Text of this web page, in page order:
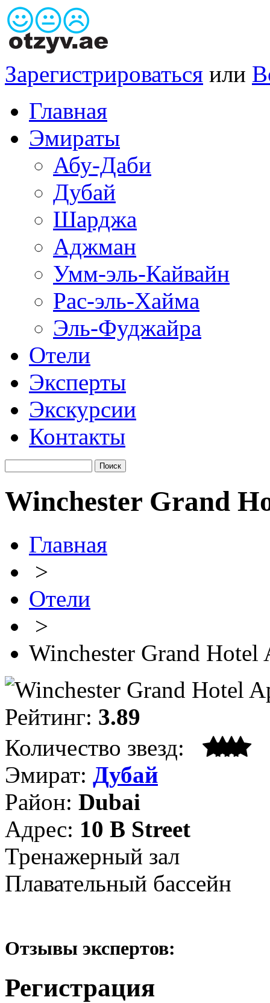
Зарегистрироваться или
Главная
Эмираты
Абу-Даби
Дубай
Шарджа
Аджман
Умм-эль-Кайвайн
Рас-эль-Хайма
Эль-Фуджайра
Отели
Эксперты
Экскурсии
Контакты
Winchester Grand
Главная
>
Отели
>
Winchester Grand Hotel
Рейтинг: 3.89
Количество звезд:
Эмират: Дубай
Район: Dubai
Адрес: 10 B Street
Тренажерный зал
Плавательный бассейн
Отзывы экспертов:
Регистрация